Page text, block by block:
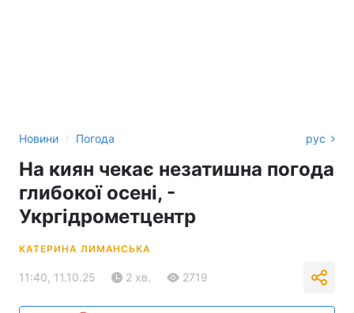
Новини › Погода рус
На киян чекає незатишна погода
глибокої осені, -
Укргідрометцентр
КАТЕРИНА ЛИМАНСЬКА
11:40, 11.10.25 2 хв. 2719